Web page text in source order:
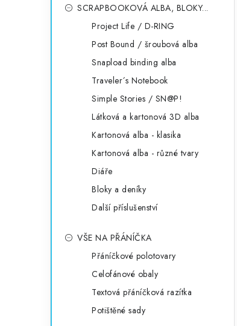
SCRAPBOOKOVÁ ALBA, BLOKY...
Project Life / D-RING
Post Bound / šroubová alba
Snapload binding alba
Traveler´s Notebook
Simple Stories / SN@P!
Látková a kartonová 3D alba
Kartonová alba - klasika
Kartonová alba - různé tvary
Diáře
Bloky a deníky
Další příslušenství
VŠE NA PŘÁNÍČKA
Přáníčkové polotovary
Celofánové obaly
Textová přáníčková razítka
Potištěné sady